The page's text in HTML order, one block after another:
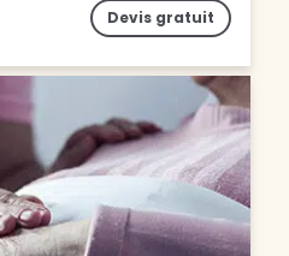
Devis gratuit